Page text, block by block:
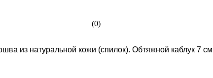
(0)
из натуральной кожи (спилок). Обтяжной каблук 7